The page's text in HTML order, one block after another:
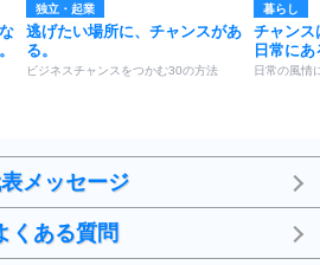
独立・起業
逃げたい場所に、チャンスがあ
る。
ビジネスチャンスをつかむ30の方法
暮らし
チャンス
日常にあ
日常の風情
メッセージ
くある質問